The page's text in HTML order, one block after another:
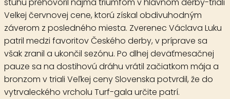
stuhu prehovoril najmä triumfom v hlavnom derby-triali
Velkej červnovej cene, ktorú získal obdivuhodným
záverom z posledného miesta. Zverenec Václava Luku
patril medzi favoritov Českého derby, v príprave sa
však zranil a ukončil sezónu. Po dlhej deväťmesačnej
pauze sa na dostihovú dráhu vrátil začiatkom mája a
bronzom v triali Veľkej ceny Slovenska potvrdil, že do
vytrvaleckého vrcholu Turf-gala určite patrí.